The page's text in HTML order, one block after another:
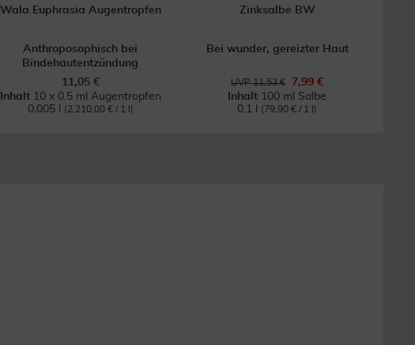
Wala Euphrasia Augentropfen
Anthroposophisch bei
Bindehautentzündung
11,05 €
Inhalt 10 x 0.5 ml Augentropfen
0.005 l
(2.210,00 € / 1 l)
Zinksalbe BW
Bei wunder, gereizter Haut
UVP 11,53 €
7,99 €
Inhalt 100 ml Salbe
0.1 l
(79,90 € / 1 l)